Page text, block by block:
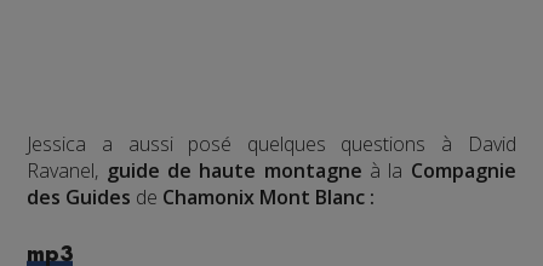
Jessica a aussi posé quelques questions à David
Ravanel, guide de haute montagne à la Compagnie
des Guides de Chamonix Mont Blanc :
mp3